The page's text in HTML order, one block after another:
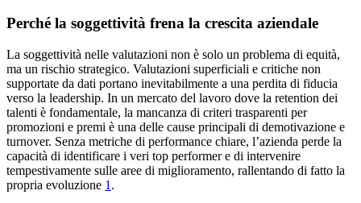
Perché la soggettività frena la crescita aziendale
La soggettività nelle valutazioni non è solo un problema di equità,
ma un rischio strategico. Valutazioni superficiali e critiche non
supportate da dati portano inevitabilmente a una perdita di fiducia
verso la leadership. In un mercato del lavoro dove la retention dei
talenti è fondamentale, la mancanza di criteri trasparenti per
promozioni e premi è una delle cause principali di demotivazione e
turnover. Senza metriche di performance chiare, l’azienda perde la
capacità di identificare i veri top performer e di intervenire
tempestivamente sulle aree di miglioramento, rallentando di fatto la
propria evoluzione 1 .